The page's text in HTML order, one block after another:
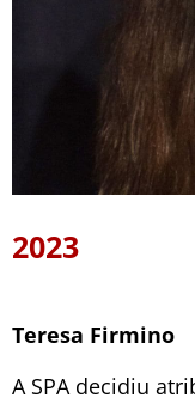
2023
Teresa Firmino
A SPA decidiu